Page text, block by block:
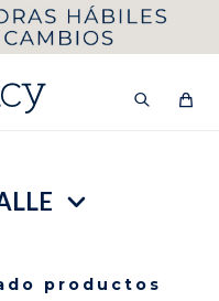
productos
MI CUENTA
HOMBRE